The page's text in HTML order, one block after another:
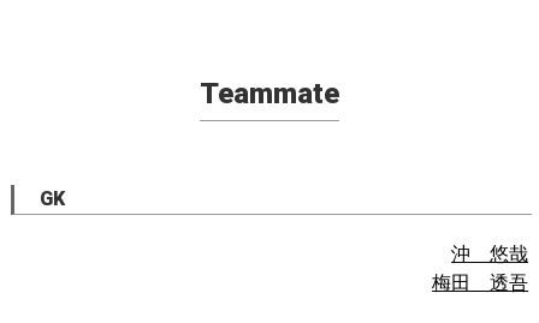
Teammate
GK
沖 悠哉
梅田 透吾